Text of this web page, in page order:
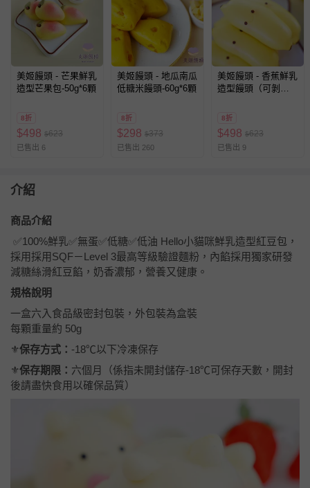
美姬饅頭 - 芒果鮮乳
造型芒果包-50g*6顆
8折
$498 $623
已售出 6
美姬饅頭 - 地瓜南瓜
低糖米饅頭-60g*6顆
8折
$298 $373
已售出 260
美姬饅頭 - 香蕉鮮乳
造型饅頭（可剝
8折
$498 $623
已售出 9
介紹
商品介紹
✅100%鮮乳✅無蛋✅低糖✅低油 Hello小貓咪鮮乳造型紅豆包，
採用採用SQF－Level 3最高等級驗證麵粉，內餡採用獨家研發
減糖絲滑紅豆餡，奶香濃郁，營養又健康。
規格說明
一盒六入食品級密封包裝，外包裝為盒裝
每顆重量約 50g
⚜️保存方式： -18℃以下冷凍保存
⚜️保存期限： 六個月（係指未開封儲存-18℃可保存天數，開封
後請盡快食用以確保品質）